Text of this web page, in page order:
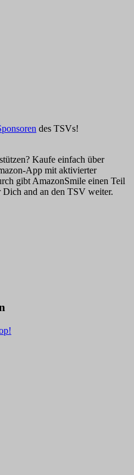
des TSVs!
Kaufe einfach über
App mit aktivierter
gibt AmazonSmile einen Teil
Dich and an den TSV weiter.